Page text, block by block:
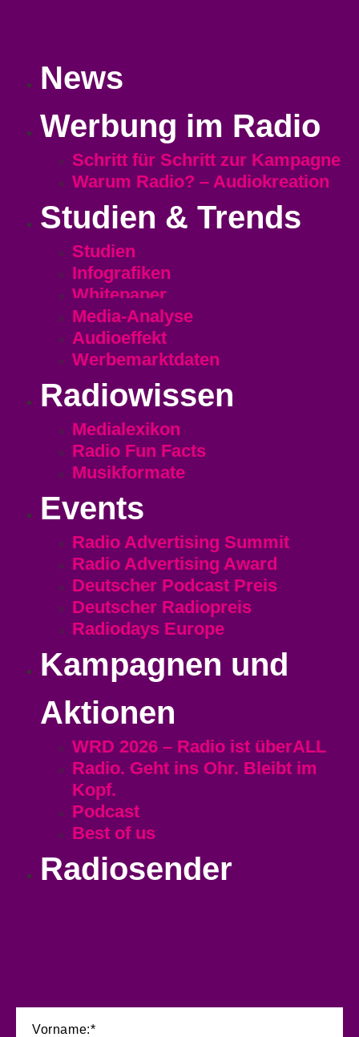
News
Werbung im Radio
Schritt für Schritt zur Kampagne
Warum Radio? – Audiokreation
Studien & Trends
Studien
Infografiken
Whitepaper
Media-Analyse
Audioeffekt
Werbemarktdaten
Radiowissen
Medialexikon
Radio Fun Facts
Musikformate
Events
Radio Advertising Summit
Radio Advertising Award
Deutscher Podcast Preis
Deutscher Radiopreis
Radiodays Europe
Kampagnen und
Aktionen
WRD 2026 – Radio ist überALL
Radio. Geht ins Ohr. Bleibt im
Kopf.
Podcast
Best of us
Radiosender
Vorname:*